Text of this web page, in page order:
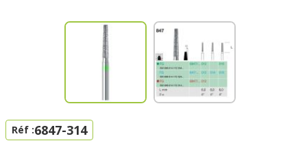
Réf :6847-314